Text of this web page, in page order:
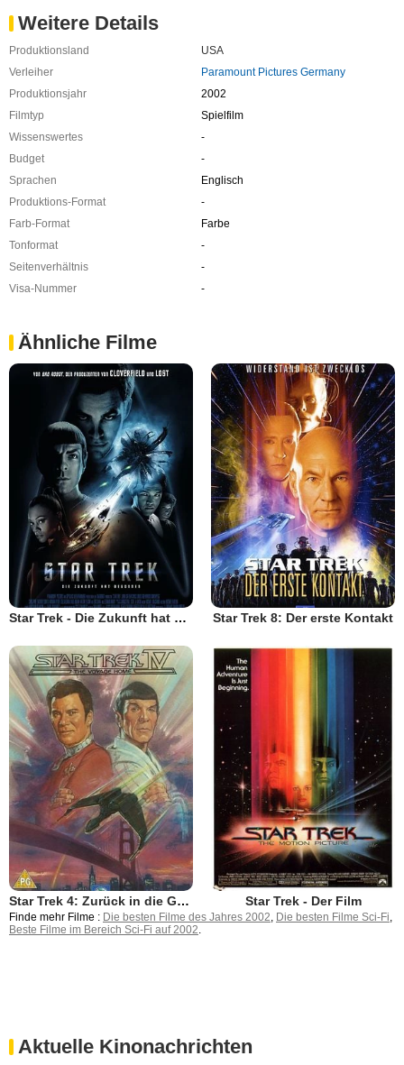
Weitere Details
Produktionsland
USA
Verleiher
Paramount Pictures Germany
Produktionsjahr
2002
Filmtyp
Spielfilm
Wissenswertes
-
Budget
-
Sprachen
Englisch
Produktions-Format
-
Farb-Format
Farbe
Tonformat
-
Seitenverhältnis
-
Visa-Nummer
-
Ähnliche Filme
Star Trek - Die Zukunft hat begonnen Star Trek 8: Der erste Kontakt
Star Trek 4: Zurück in die Gegenwart Star Trek - Der Film
Finde mehr Filme : Die besten Filme des Jahres 2002, Die besten Filme Sci-Fi,
Beste Filme im Bereich Sci-Fi auf 2002.
Aktuelle Kinonachrichten